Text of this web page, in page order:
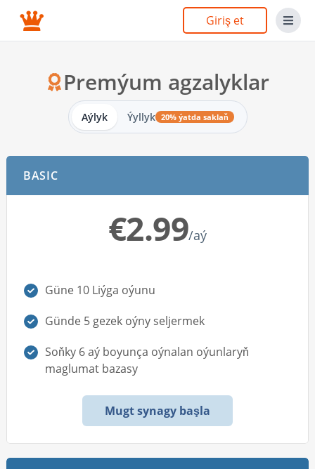
Giriş et
Premýum agzalyklar
Aýlyk Ýyllyk 20% ýatda saklaň
BASIC
€2.99/aý
Güne 10 Liýga oýunu
Günde 5 gezek oýny seljermek
Soňky 6 aý boyunça oýnalan oýunlaryň
maglumat bazasy
Mugt synagy başla